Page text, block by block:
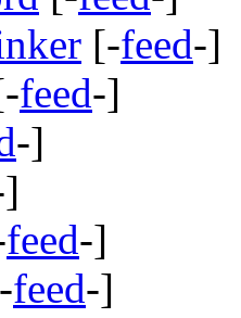
[-feed-]
feed-]
-]
feed-]
feed-]